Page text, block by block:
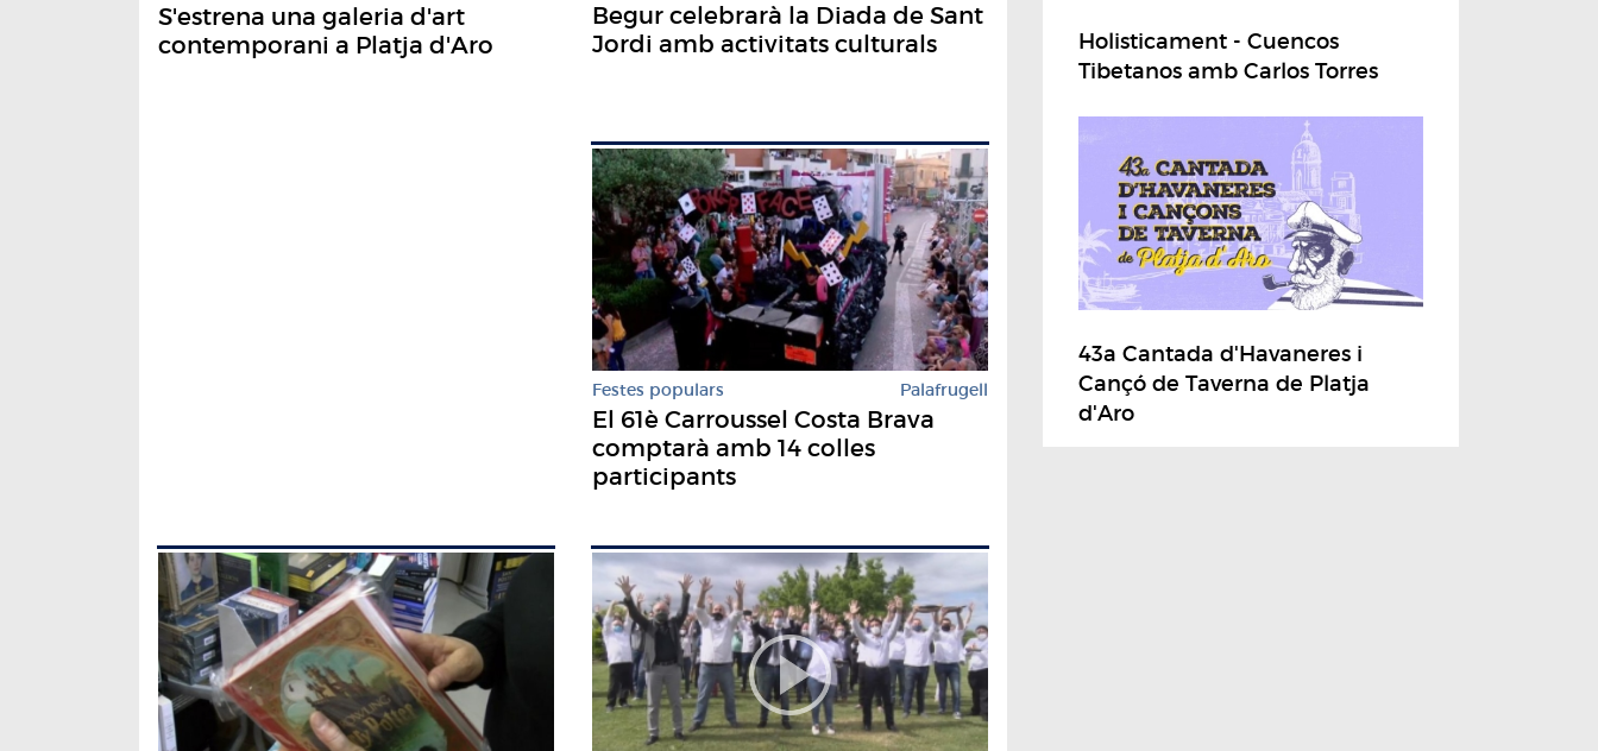
S'estrena una galeria d'art
contemporani a Platja d'Aro
Begur celebrarà la Diada de Sant
Jordi amb activitats culturals
Festes populars Palafrugell
El 61è Carroussel Costa Brava
comptarà amb 14 colles
participants
Holisticament - Cuencos
Tibetanos amb Carlos Torres
43a Cantada d'Havaneres i
Cançó de Taverna de Platja
d'Aro